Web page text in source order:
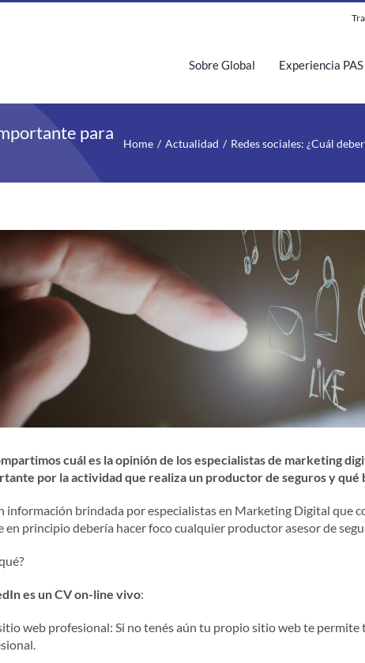
Sobre Global Experiencia PAS
para
Home Actualidad Redes sociales: ¿Cuál
cuál es la opinión de los especialistas de marketing
por la actividad que realiza un productor de seguros y
información brindada por especialistas en Marketing Digital que
en principio debería hacer foco cualquier productor asesor de
es un CV on-line vivo:
web profesional: Si no tenés aún tu propio sitio web te